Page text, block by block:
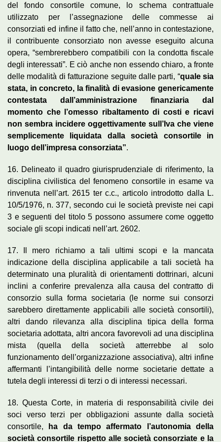
del fondo consortile comune, lo schema contrattuale
utilizzato per l’assegnazione delle commesse ai
consorziati ed infine il fatto che, nell’anno in contestazione,
il contribuente consorziato non avesse eseguito alcuna
opera, “sembrerebbero compatibili con la condotta fiscale
degli interessati”. E ciò anche non essendo chiaro, a fronte
delle modalità di fatturazione seguite dalle parti, “quale sia
stata, in concreto, la finalità di evasione genericamente
contestata dall’amministrazione finanziaria dal
momento che l’omesso ribaltamento di costi e ricavi
non sembra incidere oggettivamente sull’Iva che viene
semplicemente liquidata dalla società consortile in
luogo dell’impresa consorziata”.
16. Delineato il quadro giurisprudenziale di riferimento, la
disciplina civilistica del fenomeno consortile in esame va
rinvenuta nell’art. 2615 ter c.c., articolo introdotto dalla L.
10/5/1976, n. 377, secondo cui le società previste nei capi
3 e seguenti del titolo 5 possono assumere come oggetto
sociale gli scopi indicati nell’art. 2602.
17. Il mero richiamo a tali ultimi scopi e la mancata
indicazione della disciplina applicabile a tali società ha
determinato una pluralità di orientamenti dottrinari, alcuni
inclini a conferire prevalenza alla causa del contratto di
consorzio sulla forma societaria (le norme sui consorzi
sarebbero direttamente applicabili alle società consortili),
altri dando rilevanza alla disciplina tipica della forma
societaria adottata, altri ancora favorevoli ad una disciplina
mista (quella della società atterrebbe al solo
funzionamento dell’organizzazione associativa), altri infine
affermanti l’intangibilità delle norme societarie dettate a
tutela degli interessi di terzi o di interessi necessari.
18. Questa Corte, in materia di responsabilità civile dei
soci verso terzi per obbligazioni assunte dalla società
consortile, ha da tempo affermato l’autonomia della
società consortile rispetto alle società consorziate e la